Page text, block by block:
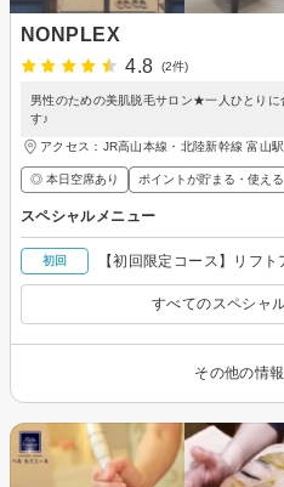
NONPLEX
4.8
(2件)
男性のための美肌脱毛サロン★一人ひとりに
す♪
アクセス：JR高山本線・北陸新幹線 富山
◎ 本日空席あり ポイントが貯まる・使える
スペシャルメニュー
初回 【初回限定コース】リフ
すべてのスペシャ
その他の情